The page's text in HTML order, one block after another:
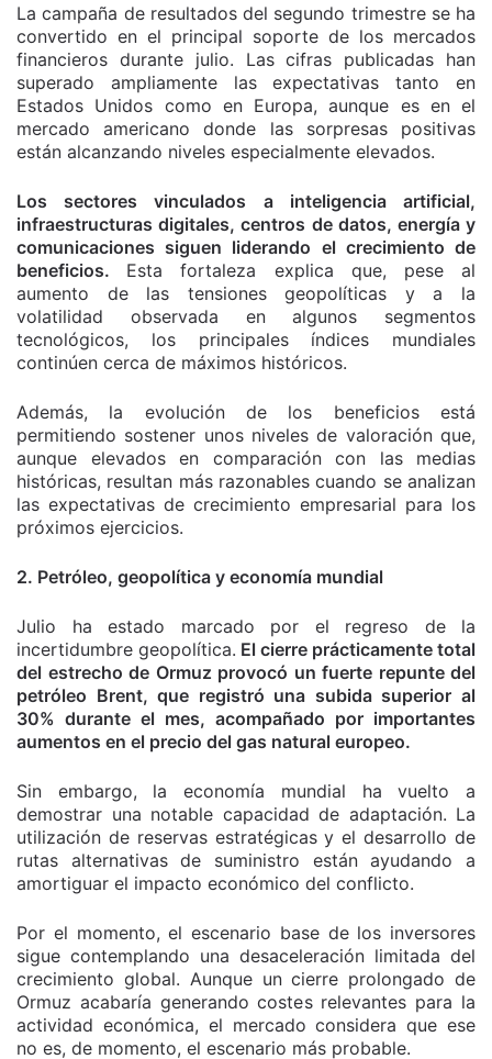
La campaña de resultados del segundo trimestre se ha
convertido en el principal soporte de los mercados
financieros durante julio. Las cifras publicadas han
superado ampliamente las expectativas tanto en
Estados Unidos como en Europa, aunque es en el
mercado americano donde las sorpresas positivas
están alcanzando niveles especialmente elevados.
Los sectores vinculados a inteligencia artificial,
infraestructuras digitales, centros de datos, energía y
comunicaciones siguen liderando el crecimiento de
beneficios. Esta fortaleza explica que, pese al
aumento de las tensiones geopolíticas y a la
volatilidad observada en algunos segmentos
tecnológicos, los principales índices mundiales
continúen cerca de máximos históricos.
Además, la evolución de los beneficios está
permitiendo sostener unos niveles de valoración que,
aunque elevados en comparación con las medias
históricas, resultan más razonables cuando se analizan
las expectativas de crecimiento empresarial para los
próximos ejercicios.
2. Petróleo, geopolítica y economía mundial
Julio ha estado marcado por el regreso de la
incertidumbre geopolítica. El cierre prácticamente total
del estrecho de Ormuz provocó un fuerte repunte del
petróleo Brent, que registró una subida superior al
30% durante el mes, acompañado por importantes
aumentos en el precio del gas natural europeo.
Sin embargo, la economía mundial ha vuelto a
demostrar una notable capacidad de adaptación. La
utilización de reservas estratégicas y el desarrollo de
rutas alternativas de suministro están ayudando a
amortiguar el impacto económico del conflicto.
Por el momento, el escenario base de los inversores
sigue contemplando una desaceleración limitada del
crecimiento global. Aunque un cierre prolongado de
Ormuz acabaría generando costes relevantes para la
actividad económica, el mercado considera que ese
no es, de momento, el escenario más probable.